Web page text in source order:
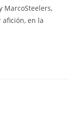
MarcoSteelers,
en la